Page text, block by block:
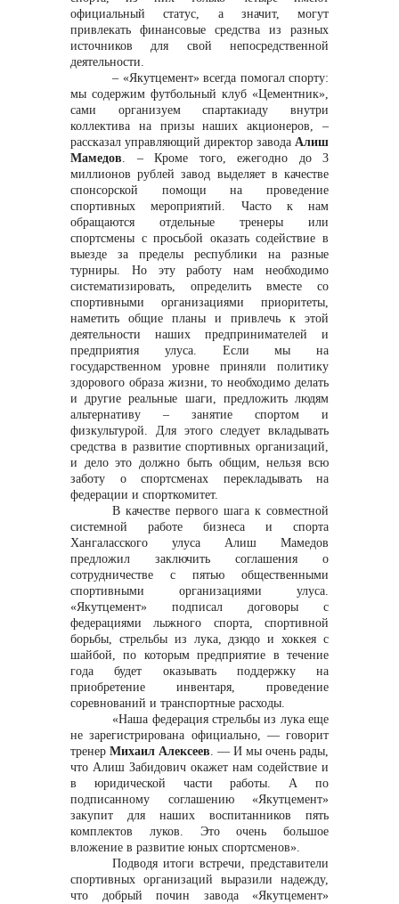
Контакты
+7 (423) 234 50 50
info@vostokcement.ru
официальный статус, а значит, могут
привлекать финансовые средства из разных
источников для свой непосредственной
деятельности.
– «Якутцемент» всегда помогал спорту:
мы содержим футбольный клуб «Цементник»,
сами организуем спартакиаду внутри
коллектива на призы наших акционеров, –
рассказал управляющий директор завода Алиш
Мамедов. – Кроме того, ежегодно до 3
миллионов рублей завод выделяет в качестве
спонсорской помощи на проведение
спортивных мероприятий. Часто к нам
обращаются отдельные тренеры или
спортсмены с просьбой оказать содействие в
выезде за пределы республики на разные
турниры. Но эту работу нам необходимо
систематизировать, определить вместе со
спортивными организациями приоритеты,
наметить общие планы и привлечь к этой
деятельности наших предпринимателей и
предприятия улуса. Если мы на
государственном уровне приняли политику
здорового образа жизни, то необходимо делать
и другие реальные шаги, предложить людям
альтернативу – занятие спортом и
физкультурой. Для этого следует вкладывать
средства в развитие спортивных организаций,
и дело это должно быть общим, нельзя всю
заботу о спортсменах перекладывать на
федерации и спорткомитет.
В качестве первого шага к совместной
системной работе бизнеса и спорта
Хангаласского улуса Алиш Мамедов
предложил заключить соглашения о
сотрудничестве с пятью общественными
спортивными организациями улуса.
«Якутцемент» подписал договоры с
федерациями лыжного спорта, спортивной
борьбы, стрельбы из лука, дзюдо и хоккея с
шайбой, по которым предприятие в течение
года будет оказывать поддержку на
приобретение инвентаря, проведение
соревнований и транспортные расходы.
«Наша федерация стрельбы из лука еще
не зарегистрирована официально, — говорит
тренер Михаил Алексеев. — И мы очень рады,
что Алиш Забидович окажет нам содействие и
в юридической части работы. А по
подписанному соглашению «Якутцемент»
закупит для наших воспитанников пять
комплектов луков. Это очень большое
вложение в развитие юных спортсменов».
Подводя итоги встречи, представители
спортивных организаций выразили надежду,
что добрый почин завода «Якутцемент»